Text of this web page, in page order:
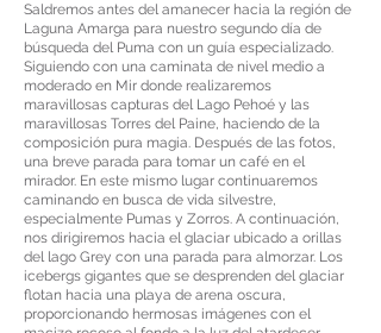
Saldremos antes del amanecer hacia la región de
Laguna Amarga para nuestro segundo día de
búsqueda del Puma con un guía especializado.
Siguiendo con una caminata de nivel medio a
moderado en Mir donde realizaremos
maravillosas capturas del Lago Pehoé y las
maravillosas Torres del Paine, haciendo de la
composición pura magia. Después de las fotos,
una breve parada para tomar un café en el
mirador. En este mismo lugar continuaremos
caminando en busca de vida silvestre,
especialmente Pumas y Zorros. A continuación,
nos dirigiremos hacia el glaciar ubicado a orillas
del lago Grey con una parada para almorzar. Los
icebergs gigantes que se desprenden del glaciar
flotan hacia una playa de arena oscura,
proporcionando hermosas imágenes con el